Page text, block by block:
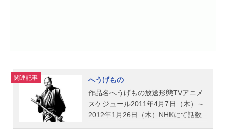
関連記事
へうげもの
作品名へうげもの放送形態TVアニメ
スケジュール2011年4月7日（木）～
2012年1月26日（木）NHKにて話数